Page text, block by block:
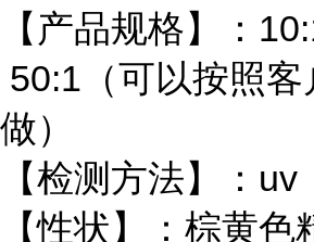
【产品规格】：
50:1（可以按照客
做）
【检测方法】：uv
【性状】：棕黄色